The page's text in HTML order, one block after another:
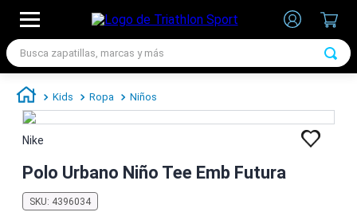
Busca zapatillas, marcas y más
Kids Ropa Niños
Nike
Polo Urbano Niño Tee Emb Futura
SKU: 4396034
1.
zapatillas futbol
zapatillas adidas hombre
4.
zapatillas adidas mujer